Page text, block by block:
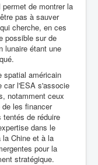
de montrer la
pas à sauver
cherche, en ces
possible sur de
lunaire étant une
spatial américain
car l'ESA s'associe
notamment ceux
les financer
de réduire
dans le
Chine et à la
pour la
stratégique.